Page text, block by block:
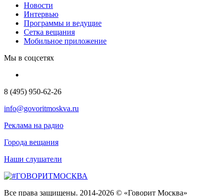
Новости
Интервью
Программы и ведущие
Сетка вещания
Мобильное приложение
Мы в соцсетях
8 (495) 950-62-26
info@govoritmoskva.ru
Реклама на радио
Города вещания
Наши слушатели
Все права защищены. 2014-2026 © «Говорит Москва»